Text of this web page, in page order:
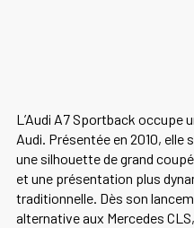
L’Audi A7 Sportback occupe
Audi. Présentée en 2010, elle
une silhouette de grand
et une présentation plus
traditionnelle. Dès son
alternative aux Mercedes